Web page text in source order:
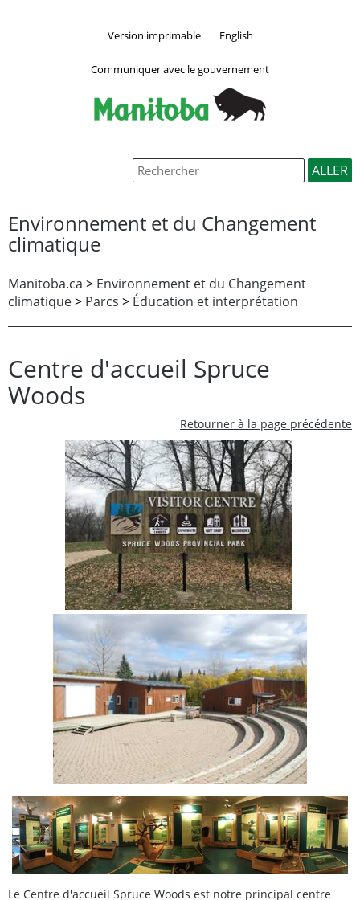
Version imprimable English
Communiquer avec le gouvernement
Environnement et du Changement
climatique
Manitoba.ca > Environnement et du Changement
climatique> Parcs > Éducation et interprétation
Centre d'accueil Spruce
Woods
Retourner à la page précédente
Le Centre d'accueil Spruce Woods est notre principal centre